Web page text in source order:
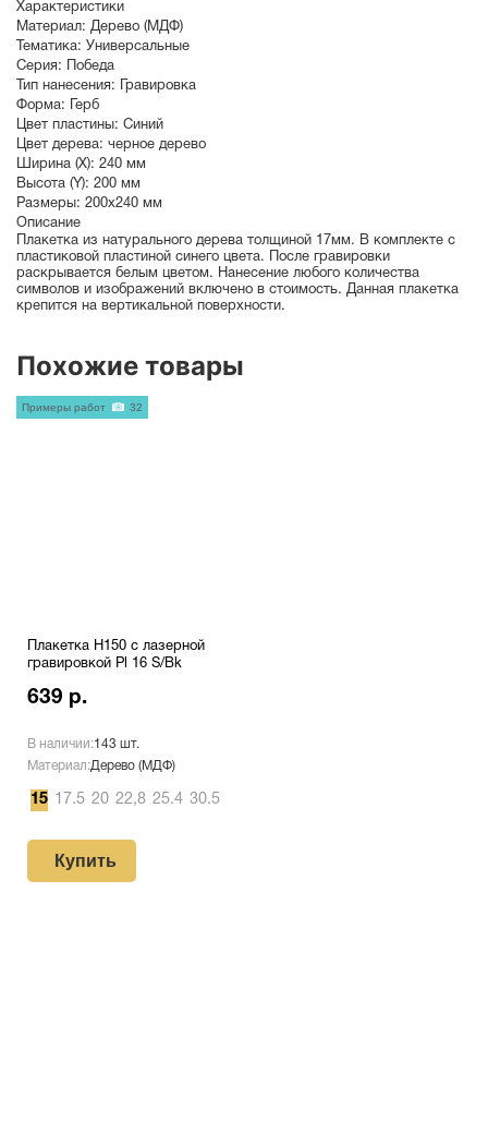
Характеристики
Материал: Дерево (МДФ)
Тематика: Универсальные
Серия: Победа
Тип нанесения:
Гравировка
Форма: Герб
Цвет пластины: Синий
Цвет дерева: черное дерево
Ширина (X): 240 мм
Высота (Y): 200 мм
Размеры: 200х240 мм
Описание
Плакетка из натурального дерева толщиной 17мм. В комплекте с
пластиковой пластиной синего цвета. После гравировки
раскрывается белым цветом. Нанесение любого количества
символов и изображений включено в стоимость. Данная плакетка
крепится на вертикальной поверхности.
Похожие товары
Плакетка H150 с лазерной
гравировкой Pl 16 S/Bk
639 р.
В наличии:143 шт.
Материал:Дерево (МДФ)
15 17.5 20 22,8 25.4 30.5
Купить
Примеры работ 32